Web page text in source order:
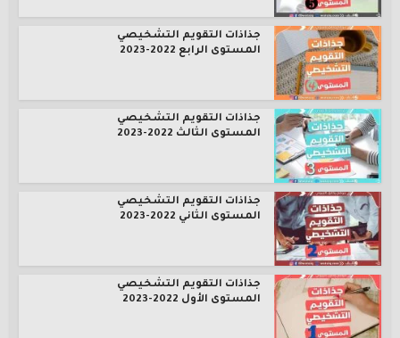
جذاذات التقويم التشخيصي
المستوى الرابع 2022-2023
جذاذات التقويم التشخيصي
المستوى الثالث 2022-2023
جذاذات التقويم التشخيصي
المستوى الثاني 2022-2023
جذاذات التقويم التشخيصي
المستوى الأول 2022-2023